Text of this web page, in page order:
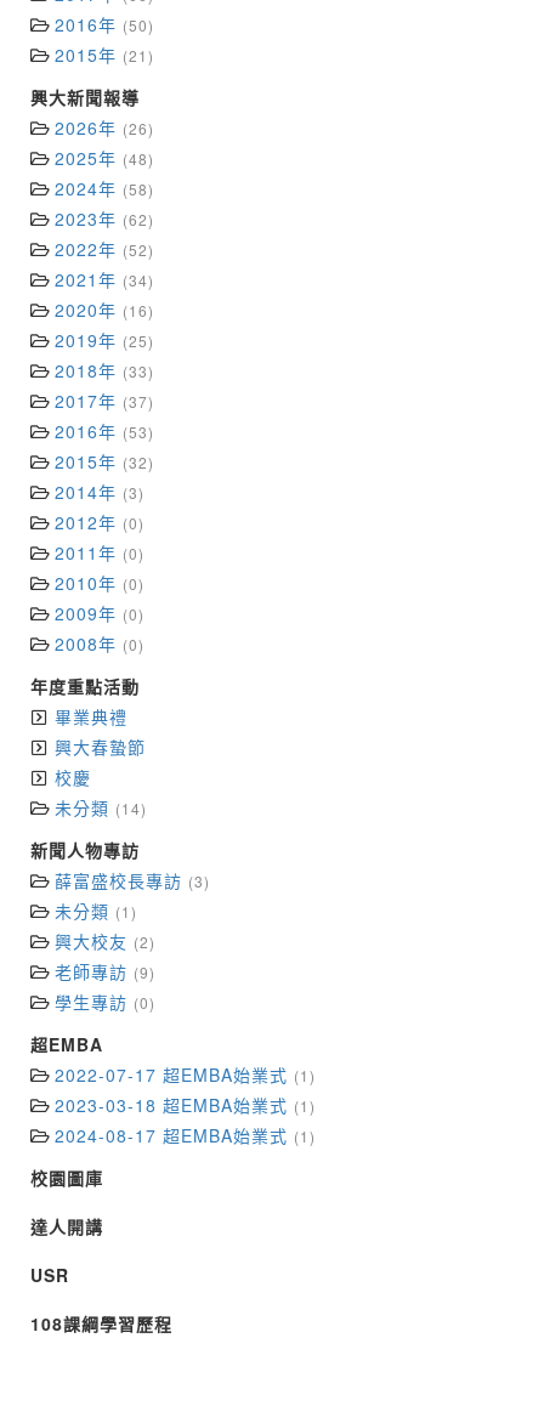
2016年 (50)
2015年 (21)
興大新聞報導
2026年 (26)
2025年 (48)
2024年 (58)
2023年 (62)
2022年 (52)
2021年 (34)
2020年 (16)
2019年 (25)
2018年 (33)
2017年 (37)
2016年 (53)
2015年 (32)
2014年 (3)
2012年 (0)
2011年 (0)
2010年 (0)
2009年 (0)
2008年 (0)
年度重點活動
畢業典禮
興大春蟄節
校慶
未分類 (14)
新聞人物專訪
薛富盛校長專訪 (3)
未分類 (1)
興大校友 (2)
老師專訪 (9)
學生專訪 (0)
超EMBA
2022-07-17 超EMBA始業式 (1)
2023-03-18 超EMBA始業式 (1)
2024-08-17 超EMBA始業式 (1)
校園圖庫
達人開講
USR
108課綱學習歷程